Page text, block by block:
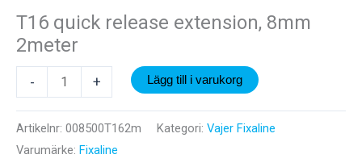
T16 quick release extension, 8mm
2meter
-
quick
release
extension,
+ Lägg till i varukorg
Artikelnr: 008500T162m Kategori: Vajer Fixaline
Varumärke: Fixaline